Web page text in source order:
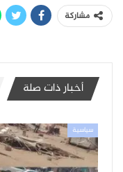
مشاركة
أخبار ذات صلة
سياسية